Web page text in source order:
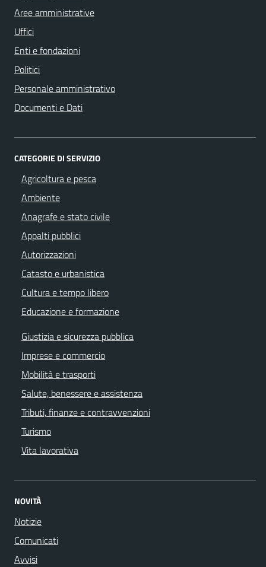
Aree amministrative
Uffici
Enti e fondazioni
Politici
Personale amministrativo
Documenti e Dati
CATEGORIE DI SERVIZIO
Agricoltura e pesca
Ambiente
Anagrafe e stato civile
Appalti pubblici
Autorizzazioni
Catasto e urbanistica
Cultura e tempo libero
Educazione e formazione
Giustizia e sicurezza pubblica
Imprese e commercio
Mobilità e trasporti
Salute, benessere e assistenza
Tributi, finanze e contravvenzioni
Turismo
Vita lavorativa
NOVITÀ
Notizie
Comunicati
Avvisi